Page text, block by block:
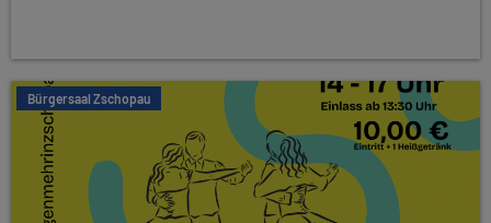
Bürgersaal Zschopau